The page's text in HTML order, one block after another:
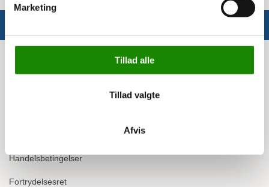
Marketing
Tillad alle
Tillad valgte
Afvis
Handelsbetingelser
Fortrydelsesret